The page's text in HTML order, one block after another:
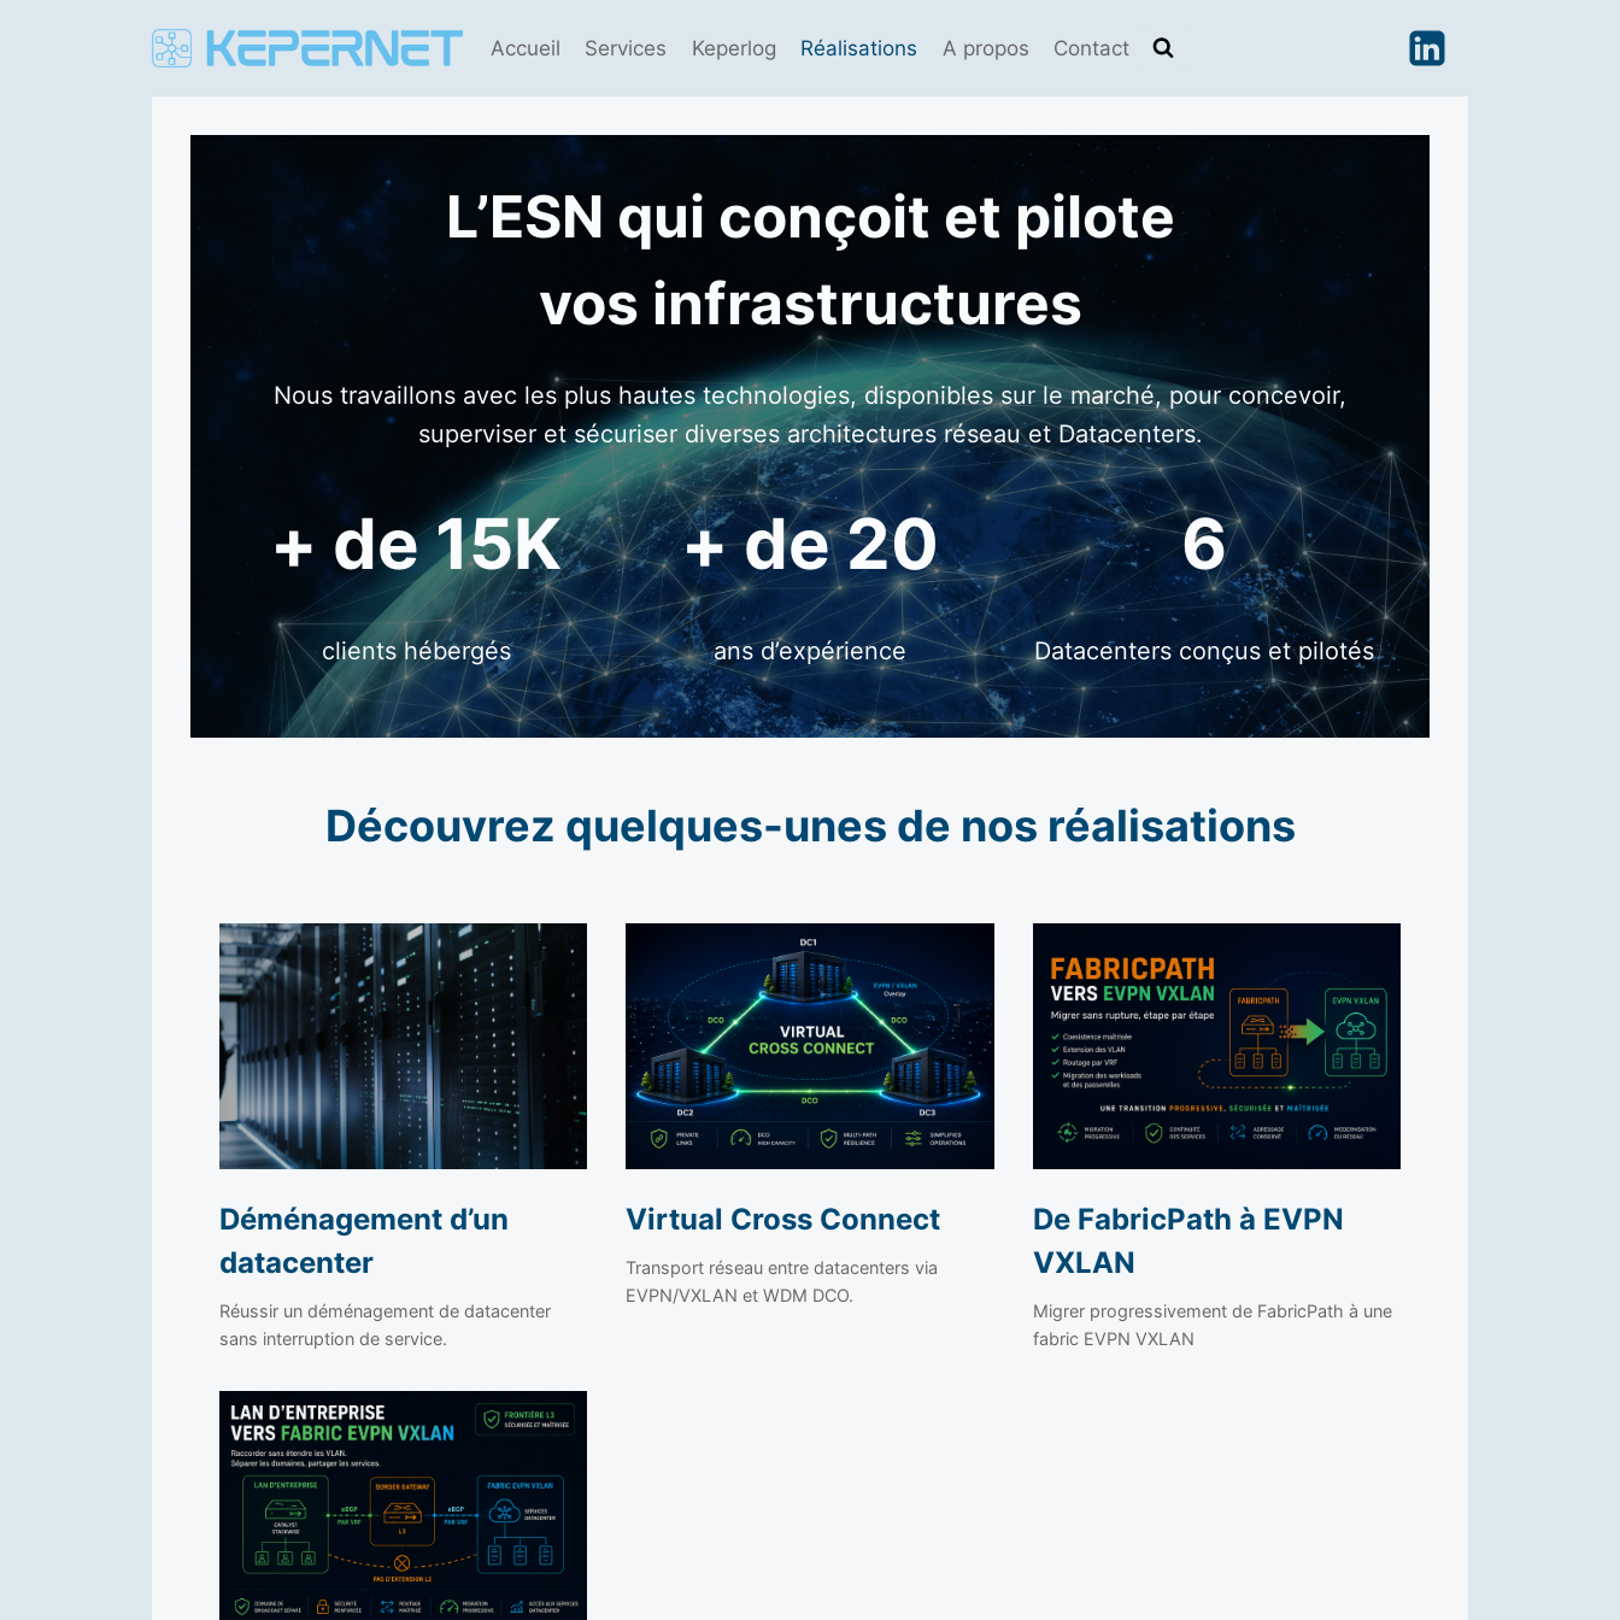
Accueil Services Keperlog Réalisations A propos Contact
L’ESN qui conçoit et pilote
vos infrastructures
Nous travaillons avec les plus hautes technologies, disponibles sur le marché, pour concevoir,
superviser et sécuriser diverses architectures réseau et Datacenters.
+ de 15K
clients hébergés
+ de 20
ans d’expérience
6
Datacenters conçus et pilotés
Découvrez quelques-unes de nos réalisations
Déménagement d’un
datacenter
Réussir un déménagement de datacenter
sans interruption de service.
Virtual Cross Connect
Transport réseau entre datacenters via
EVPN/VXLAN et WDM DCO.
De FabricPath à EVPN
VXLAN
Migrer progressivement de FabricPath à une
fabric EVPN VXLAN